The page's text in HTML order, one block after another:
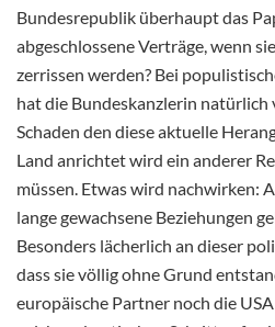
Bundesrepublik überhaupt das
abgeschlossene Verträge, wenn
zerrissen werden? Bei
hat die Bundeskanzlerin natürlich
Schaden den diese aktuelle
Land anrichtet wird ein anderer
müssen. Etwas wird nachwirken:
lange gewachsene Beziehungen
Besonders lächerlich an dieser
dass sie völlig ohne Grund
europäische Partner noch die